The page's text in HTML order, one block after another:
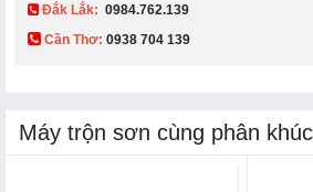
Đắk Lắk: 0984.762.139
Cần Thơ: 0938 704 139​
Máy trộn sơn cùng phân